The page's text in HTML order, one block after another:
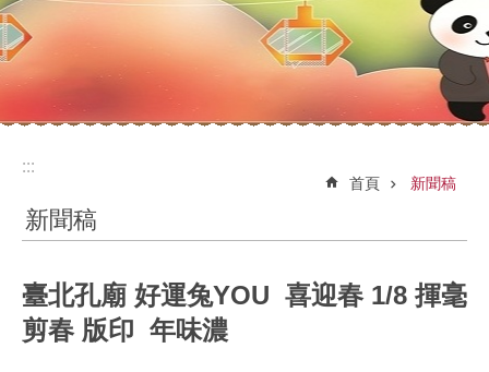
:::
:::
首頁 新聞稿
新聞稿
臺北孔廟 好運兔YOU 喜迎春 1/8 揮毫
剪春 版印 年味濃